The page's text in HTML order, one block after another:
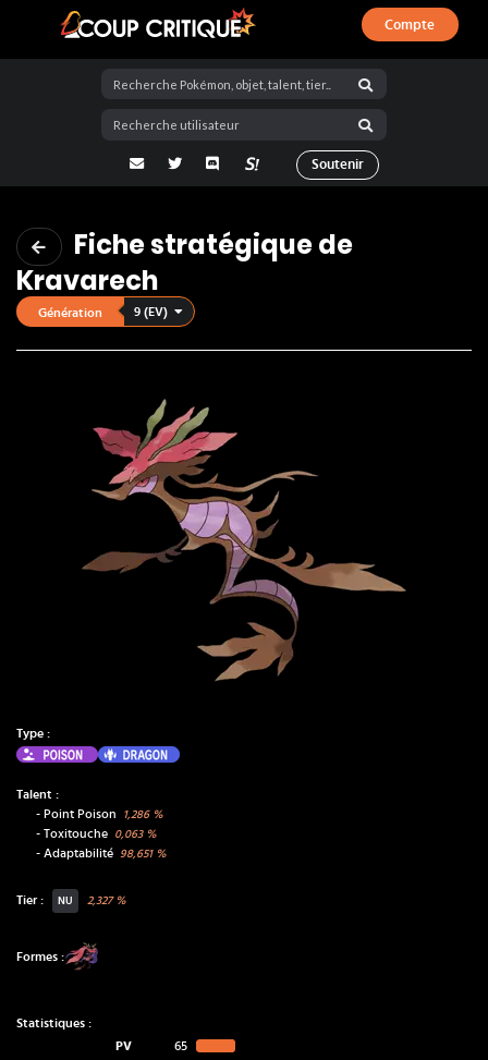
Coup Critique
Compte
adresse email
Twitter Discord La Salty Room sur Pokémon
Soutenir
Fiche stratégique de
Kravarech
Génération 9 (EV)
Type :
Poison
Dragon
Talent :
- Point Poison 1,286%
- Toxitouche 0,063%
- Adaptabilité 98,651%
Tier : NU 2,327%
Formes :
Statistiques :
PV
65